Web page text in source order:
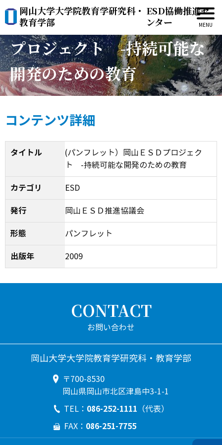
岡山大学大学院教育学研究科・
教育学部
ESD協働推進セ
ンター
(パンフレット）岡山ＥＳＤ
プロジェクト -持続可能な
開発のための教育
コンテンツ詳細
タイトル
(パンフレット）岡山ＥＳＤプロジェク
ト -持続可能な開発のための教育
カテゴリ ESD
発行 岡山ＥＳＤ推進協議会
形態 パンフレット
出版年 2009
CONTACT
岡山大学大学院教育学研究科・教育学部
〒700-8530
岡山県岡山市北区津島中3-1-1
TEL： 086-252-1111 （代表）
FAX： 086-251-7755